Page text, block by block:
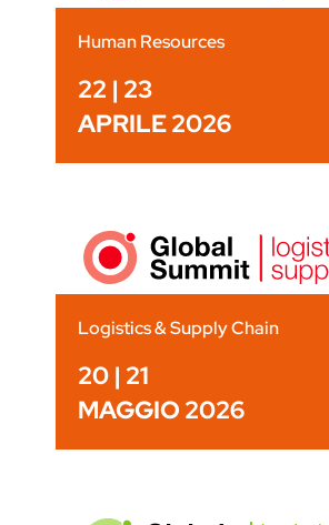
Human Resources
22 | 23
APRILE 2026
Logistics & Supply Chain
20 | 21
MAGGIO 2026